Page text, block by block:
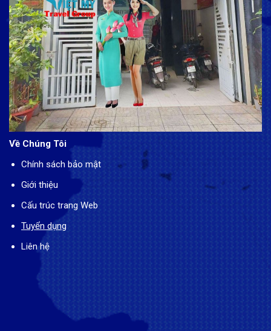
Về Chúng Tôi
Chính sách bảo mật
Giới thiệu
Cấu trúc trang Web
Tuyển dụng
Liên hệ